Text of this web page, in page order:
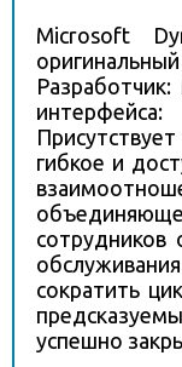
Microsoft
интерфейса:
гибкое и
сотрудников
сократить
успешно